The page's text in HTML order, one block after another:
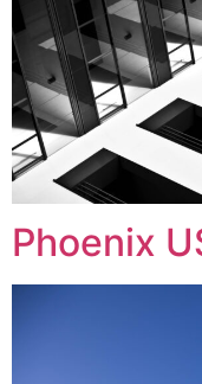
Phoenix